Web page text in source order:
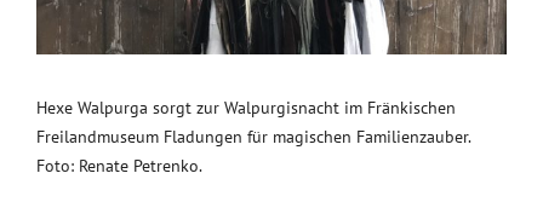
Hexe Walpurga sorgt zur Walpurgisnacht im Fränkischen
Freilandmuseum Fladungen für magischen Familienzauber.
Foto: Renate Petrenko.